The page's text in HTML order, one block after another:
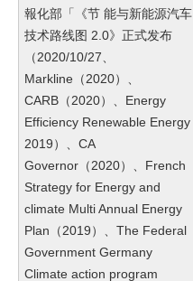
報化部「《节 能与新能源汽车
技术路线图 2.0》正式发布
（2020/10/27、
Markline（2020）、
CARB（2020）、Energy
Efficiency Renewable Energy
2019）、CA
Governor（2020）、French
Strategy for Energy and
climate Multi Annual Energy
Plan（2019）、The Federal
Government Germany
Climate action program